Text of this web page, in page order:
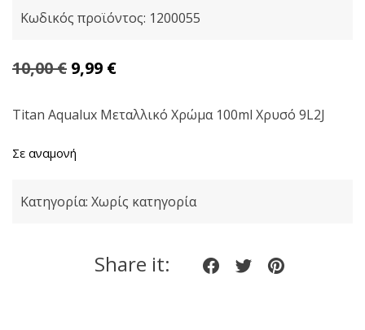
Κωδικός προϊόντος: 1200055
10,00€ Original
was:
9,99 €Η
τιμή
Titan Aqualux Μεταλλικό Χρώμα 100ml Χρυσό 9L2J
Σε αναμονή
Κατηγορία: Χωρίς κατηγορία
Share it:
ShareShare